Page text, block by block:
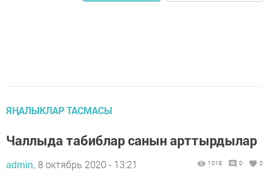
ЯҢАЛЫКЛАР ТАСМАСЫ
Чаллыда табиблар санын арттырдылар
admin, 8 октябрь 2020 - 13:21 1018 0 0